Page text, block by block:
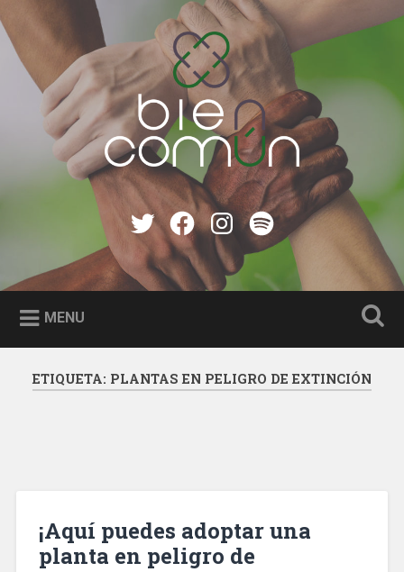
to
content
Search
Bien ComúnTwitter
Facebook
instagram
Spotify
MENU
ETIQUETA: PLANTAS EN PELIGRO DE EXTINCIÓN
¡Aquí puedes adoptar una
planta en peligro de